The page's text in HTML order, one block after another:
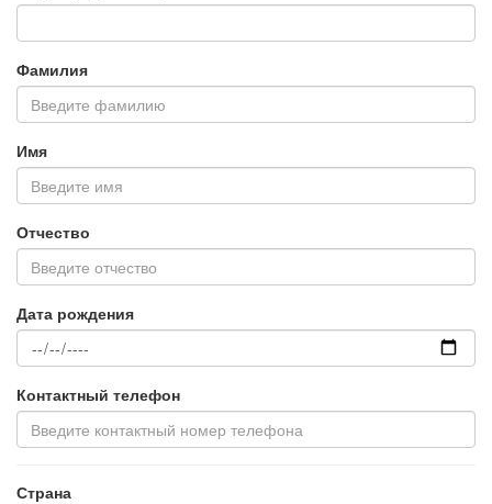
Фамилия
Имя
Отчество
Дата рождения
Контактный телефон
Страна